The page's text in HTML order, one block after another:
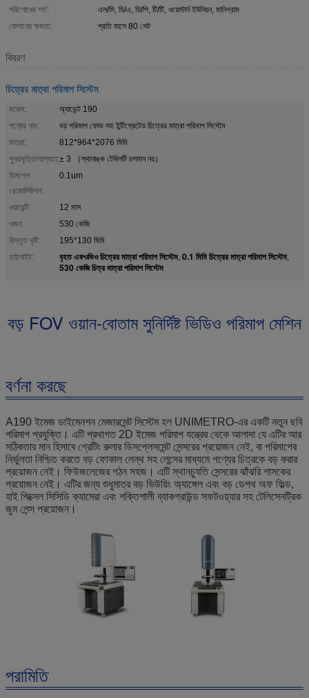
পরিশোধের শর্ত:
এল/সি, ডি/এ, ডি/পি, টি/টি, ওয়েস্টার্ন ইউনিয়ন, মানিগ্রাম
যোগানের ক্ষমতা:
প্রতি মাসে 80 সেট
বিবরণ
চিত্রের মাত্রা পরিমাপ সিস্টেম
মডেল:
অ্যাভেন্ট 190
পণ্যের নাম:
বড় পরিমাপ ফোভ সহ ইন্টিগ্রেটেড চিত্রের মাত্রা পরিমাপ সিস্টেম
মাত্রা:
812*964*2076 মিমি
পুনরাবৃত্তিযোগ্যতা:± 3 （স্থানাঙ্ক টেবিলটি চলমান নয়）
ডিসপ্লে
রেজোলিউশন:
0.1um
ওয়ারেন্টি:
12 মাস
ওজন:
530 কেজি
বিস্তৃত দৃষ্টি:
195*130 মিমি
হাইলাইট:
বৃহত এফওভিও চিত্রের মাত্রা পরিমাপ সিস্টেম, 0.1 মিমি চিত্রের মাত্রা পরিমাপ সিস্টেম,
530 কেজি চিত্র মাত্রা পরিমাপ সিস্টেম
বড় FOV ওয়ান-বোতাম সুনির্দিষ্ট ভিডিও পরিমাপ মেশিন
বর্ণনা করছে
A190 ইমেজ ডাইমেনশন মেজারমেন্ট সিস্টেম হল UNIMETRO-এর একটি নতুন ছবি
পরিমাপ প্রযুক্তি। এটি প্রথাগত 2D ইমেজ পরিমাপ যন্ত্রের থেকে আলাদা যে এটির আর
সঠিকতার মান হিসাবে গ্রেটিং রুলার ডিসপ্লেসমেন্ট সেন্সরের প্রয়োজন নেই, বা পরিমাপের
নির্ভুলতা নিশ্চিত করতে বড় ফোকাল লেন্থ সহ লেন্সের মাধ্যমে পণ্যের চিত্রকে বড় করার
প্রয়োজন নেই। ফিউজলেজের গঠন সহজ। এটি স্থানচ্যুতি সেন্সরের ঝাঁঝরি শাসকের
প্রয়োজন নেই। এটির জন্য শুধুমাত্র বড় ভিউয়িং অ্যাঙ্গেল এবং বড় ডেপথ অফ ফিল্ড,
হাই পিক্সেল সিসিডি ক্যামেরা এবং শক্তিশালী ব্যাকগ্রাউন্ড সফটওয়্যার সহ টেলিসেনট্রিক
জুম লেন্স প্রয়োজন।
পরামিতি